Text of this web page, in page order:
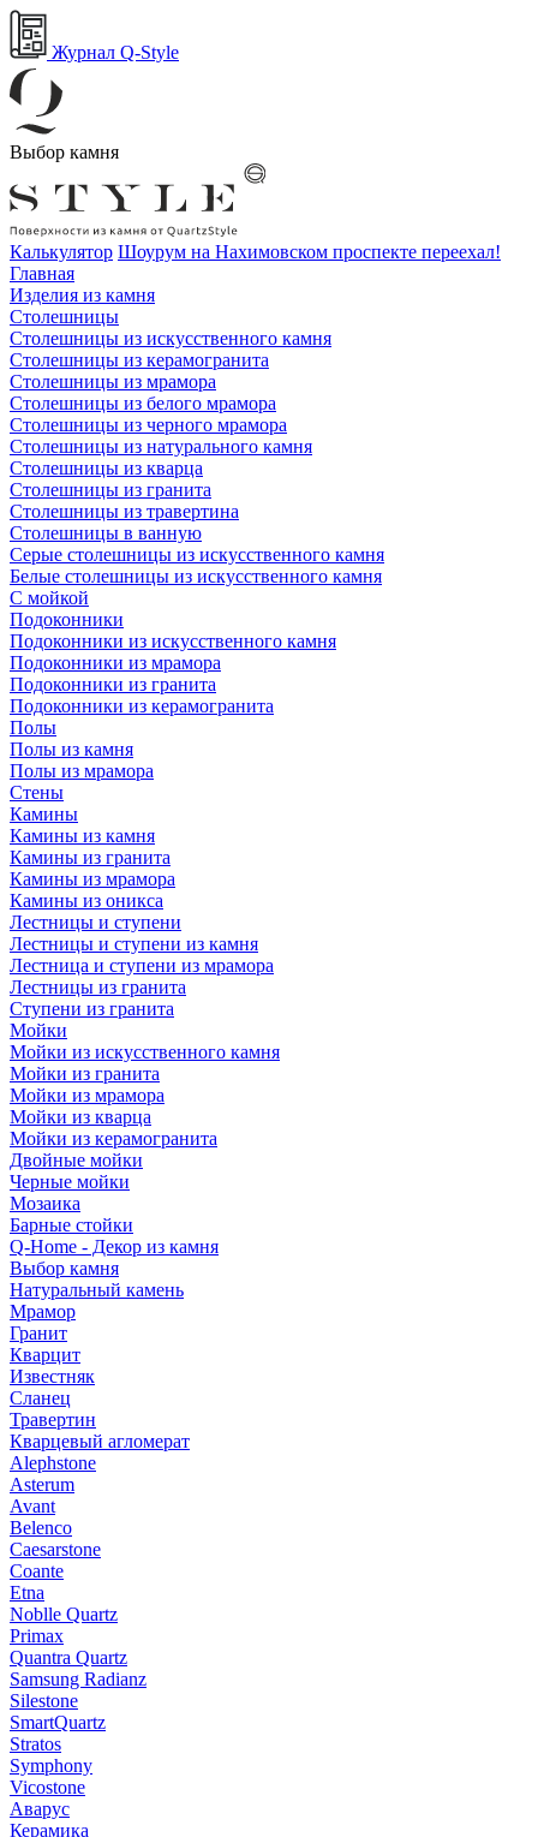
Журнал Q-Style
Выбор камня
Калькулятор Шоурум на Нахимовском проспекте переехал!
Главная
Изделия из камня
Столешницы
Столешницы из искусственного камня
Столешницы из керамогранита
Столешницы из мрамора
Столешницы из белого мрамора
Столешницы из черного мрамора
Столешницы из натурального камня
Столешницы из кварца
Столешницы из гранита
Столешницы из травертина
Столешницы в ванную
Серые столешницы из искусственного камня
Белые столешницы из искусственного камня
С мойкой
Подоконники
Подоконники из искусственного камня
Подоконники из мрамора
Подоконники из гранита
Подоконники из керамогранита
Полы
Полы из камня
Полы из мрамора
Стены
Камины
Камины из камня
Камины из гранита
Камины из мрамора
Камины из оникса
Лестницы и ступени
Лестницы и ступени из камня
Лестница и ступени из мрамора
Лестницы из гранита
Ступени из гранита
Мойки
Мойки из искусственного камня
Мойки из гранита
Мойки из мрамора
Мойки из кварца
Мойки из керамогранита
Двойные мойки
Черные мойки
Мозаика
Барные стойки
Q-Home - Декор из камня
Выбор камня
Натуральный камень
Мрамор
Гранит
Кварцит
Известняк
Сланец
Травертин
Кварцевый агломерат
Alephstone
Asterum
Avant
Belenco
Caesarstone
Coante
Etna
Noblle Quartz
Primax
Quantra Quartz
Samsung Radianz
Silestone
SmartQuartz
Stratos
Symphony
Vicostone
Аварус
Керамика